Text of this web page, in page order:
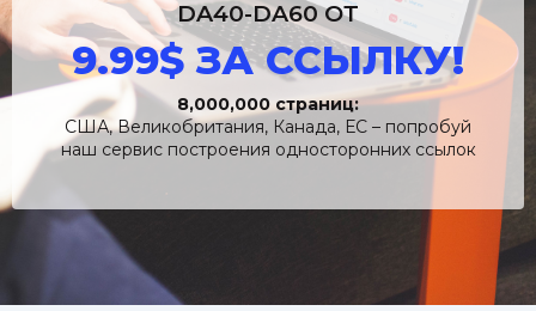
DA40-DA60 ОТ
9.99$ ЗА ССЫЛКУ!
8,000,000 страниц:
США, Великобритания, Канада, ЕС – попробуй
наш сервис построения односторонних ссылок